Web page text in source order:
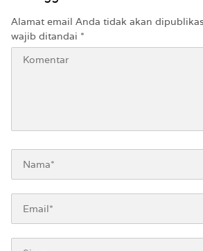
Alamat email Anda tidak akan
wajib ditandai *